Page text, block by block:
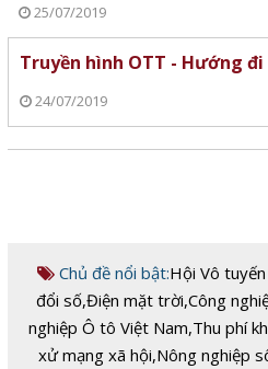
25/07/2019
Truyền hình OTT - Hướng
24/07/2019
Chủ đề nổi bật:Hội Vô
đổi số,Điện mặt trời,Công
nghiệp Ô tô Việt Nam,Thu phí
xử mạng xã hội,Nông nghiệp